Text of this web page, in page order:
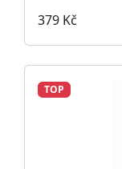
379 Kč
TOP